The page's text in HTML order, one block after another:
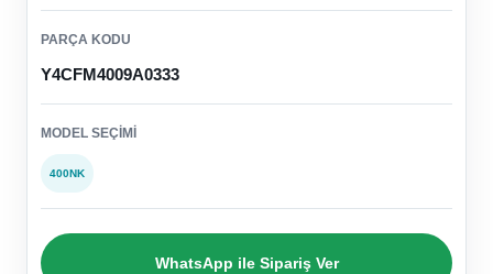
PARÇA KODU
Y4CFM4009A0333
MODEL SEÇIMI
400NK
WhatsApp ile Sipariş Ver